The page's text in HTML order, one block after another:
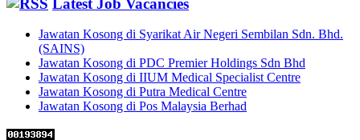
Jawatan Kosong di Syarikat Air Negeri Sembilan Sdn. Bhd.
(SAINS)
Jawatan Kosong di PDC Premier Holdings Sdn Bhd
Jawatan Kosong di IIUM Medical Specialist Centre
Jawatan Kosong di Putra Medical Centre
Jawatan Kosong di Pos Malaysia Berhad